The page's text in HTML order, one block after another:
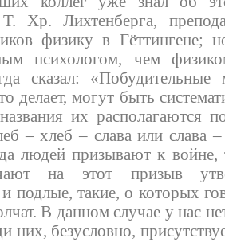
Хр. Лихтенберга,
физику в Гёттингене;
психологом, чем
сказал:
делает, могут быть
их располагаются
– хлеб – слава или слава
людей призывают к
на этот призыв
подлые, такие, о которых
В данном случае у нас
них, безусловно,